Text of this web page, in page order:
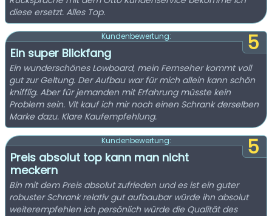
diese ersetzt. Alles Top.
5
Kundenbewertung:
Ein super Blickfang
Ein wunderschönes Lowboard, mein Fernseher kommt voll
gut zur Geltung. Der Aufbau war für mich allein kann schön
knifflig. Aber für jemanden mit Erfahrung müsste kein
Problem sein. Vlt kauf ich mir noch einen Schrank derselben
Marke dazu. Klare Kaufempfehlung.
5
Kundenbewertung:
Preis absolut top kann man nicht
meckern
Bin mit dem Preis absolut zufrieden und es ist ein guter
robuster Schrank relativ gut aufbaubar würde ihn absolut
weiterempfehlen ich persönlich würde die Qualität des